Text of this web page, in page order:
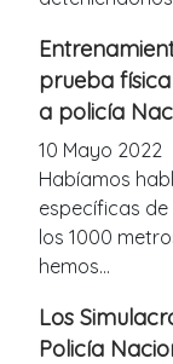
prueba
a policía
10 Mayo 2022
Habíamos
específicas
los 1000
hemos...
Los
Policía